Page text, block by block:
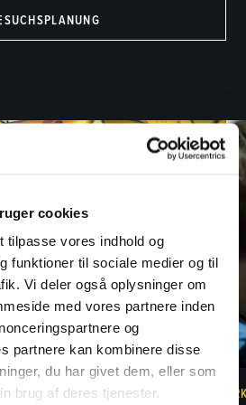
cookies
tilpasse vores indhold og
funktioner til sociale medier og til
Vi deler også oplysninger om
med vores partnere inden
og
partnere kan kombinere disse
du har givet dem, eller som
brug af deres tjenester.
KAMPF DER INSEKTEN HAUTNAH.